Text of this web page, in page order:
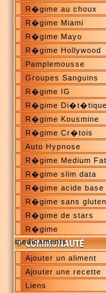
R�gime au choux
R�gime Miami
R�gime Mayo
R�gime Hollywood
Pamplemousse
Groupes Sanguins
R�gime IG
R�gime Di�t�tique
R�gime Kousmine
R�gime Cr�tois
Auto Hypnose
R�gime Medium Fat
R�gime slim data
R�gime acide base
R�gime sans gluten
R�gime de stars
R�gime
medicaments
Ajouter un aliment
Ajouter une recette
Liens